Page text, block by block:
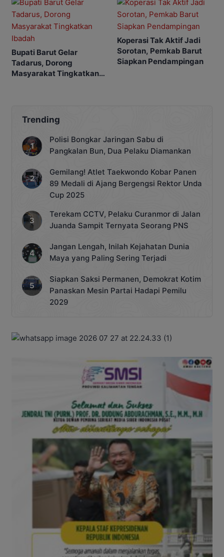
Bupati Barut Gelar
Tadarus, Dorong
Masyarakat Tingkatkan
Koperasi Tak Aktif Jadi
Sorotan, Pemkab Barut
Siapkan Pendampingan
Trending
Polisi Bongkar Jaringan Sabu di
Pangkalan Bun, Dua Pelaku Diamankan
Gemilang! Atlet Taekwondo Kobar Panen
89 Medali di Ajang Bergengsi Rektor Unda
Cup 2025
Terekam CCTV, Pelaku Curanmor di Jalan
Juanda Sampit Ternyata Seorang PNS
Jangan Lengah, Inilah Kejahatan Dunia
Maya yang Paling Sering Terjadi
Siapkan Saksi Permanen, Demokrat Kotim
Panaskan Mesin Partai Hadapi Pemilu
2029